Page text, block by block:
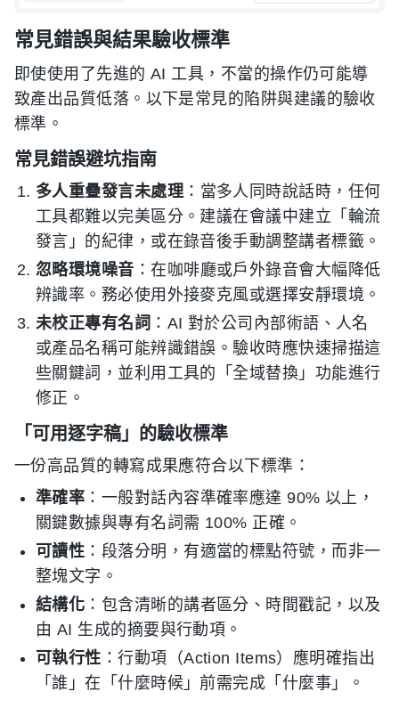
常見錯誤與結果驗收標準
即使使用了先進的 AI 工具，不當的操作仍可能導
致產出品質低落。以下是常見的陷阱與建議的驗收
標準。
常見錯誤避坑指南
多人重疊發言未處理 ：當多人同時說話時，任何
工具都難以完美區分。建議在會議中建立「輪流
發言」的紀律，或在錄音後手動調整講者標籤。
忽略環境噪音 ：在咖啡廳或戶外錄音會大幅降低
辨識率。務必使用外接麥克風或選擇安靜環境。
未校正專有名詞 ：AI 對於公司內部術語、人名
或產品名稱可能辨識錯誤。驗收時應快速掃描這
些關鍵詞，並利用工具的「全域替換」功能進行
修正。
「可用逐字稿」的驗收標準
一份高品質的轉寫成果應符合以下標準：
準確率 ：一般對話內容準確率應達 90% 以上，
關鍵數據與專有名詞需 100% 正確。
可讀性 ：段落分明，有適當的標點符號，而非一
整塊文字。
結構化 ：包含清晰的講者區分、時間戳記，以及
由 AI 生成的摘要與行動項。
可執行性 ：行動項（Action Items）應明確指出
「誰」在「什麼時候」前需完成「什麼事」。